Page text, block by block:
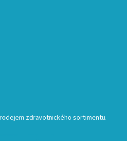
zdravotnického sortimentu.